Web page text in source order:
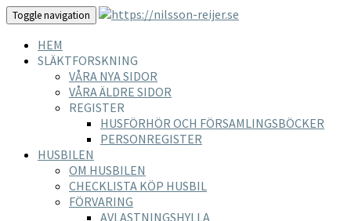
Toggle navigation
HEM
SLÄKTFORSKNING
VÅRA NYA SIDOR
VÅRA ÄLDRE SIDOR
REGISTER
HUSFÖRHÖR OCH FÖRSAMLINGSBÖCKER
PERSONREGISTER
HUSBILEN
OM HUSBILEN
CHECKLISTA KÖP HUSBIL
FÖRVARING
AVLASTNINGSHYLLA